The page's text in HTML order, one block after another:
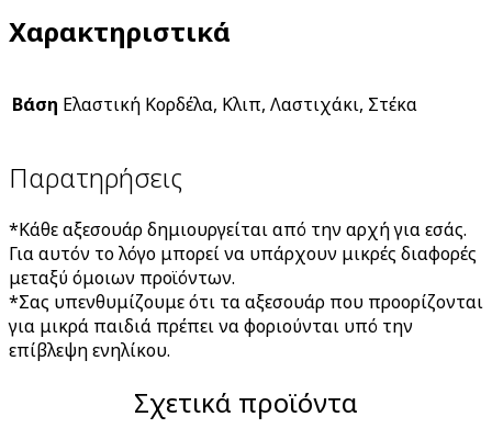
Χαρακτηριστικά
Βάση Ελαστική Κορδέλα, Κλιπ, Λαστιχάκι, Στέκα
Παρατηρήσεις
*Κάθε αξεσουάρ δημιουργείται από την αρχή για εσάς.
Για αυτόν το λόγο μπορεί να υπάρχουν μικρές διαφορές
μεταξύ όμοιων προϊόντων.
*Σας υπενθυμίζουμε ότι τα αξεσουάρ που προορίζονται
για μικρά παιδιά πρέπει να φοριούνται υπό την
επίβλεψη ενηλίκου.
Σχετικά προϊόντα